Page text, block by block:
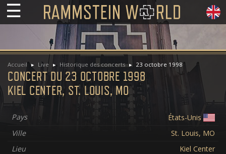
☰
Accueil Live Historique des concerts 23 octobre 1998
CONCERT DU 23 OCTOBRE 1998
KIEL CENTER, ST. LOUIS, MO
Pays
États-Unis
Ville
St. Louis, MO
Lieu
Kiel Center